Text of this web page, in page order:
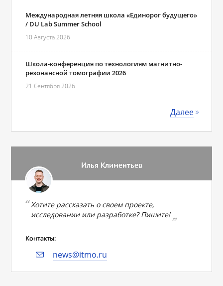
Международная летняя школа «Единорог будущего»
/ DU Lab Summer School
10 Августа 2026
Школа-конференция по технологиям магнитно-
резонансной томографии 2026
21 Сентября 2026
Далее
Илья Климентьев
Хотите рассказать о своем проекте,
исследовании или разработке? Пишите!
Контакты:
news@itmo.ru